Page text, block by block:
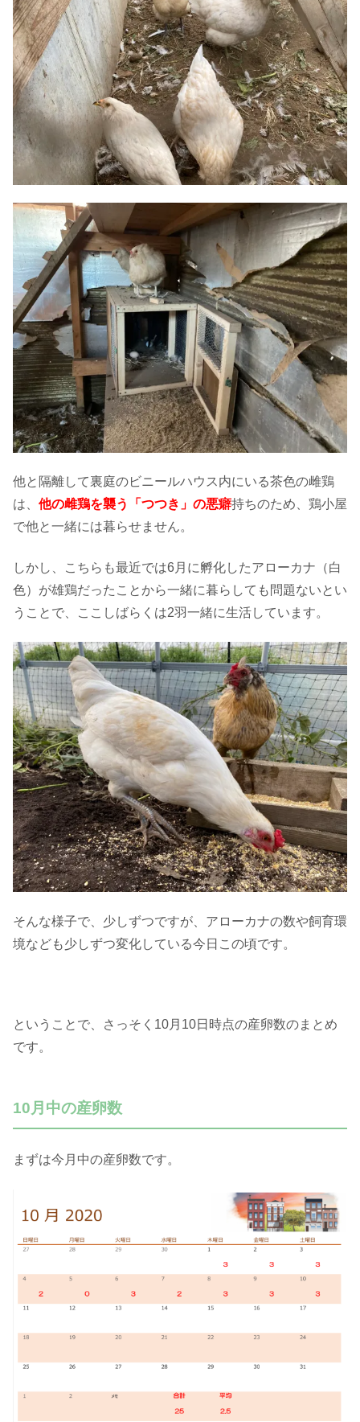
他と隔離して裏庭のビニールハウス内にいる茶色の雌鶏
は、 他の雌鶏を襲う「つつき」の悪癖持ちのため、鶏小屋
で他と一緒には暮らせません。
しかし、こちらも最近では6月に孵化したアローカナ（白
色）が雄鶏だったことから一緒に暮らしても問題ないとい
うことで、ここしばらくは2羽一緒に生活しています。
そんな様子で、少しずつですが、アローカナの数や飼育環
境なども少しずつ変化している今日この頃です。
ということで、さっそく10月10日時点の産卵数のまとめ
です。
10月中の産卵数
まずは今月中の産卵数です。